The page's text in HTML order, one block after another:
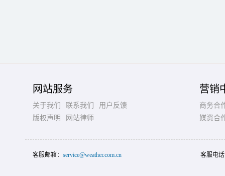
网站服务
关于我们 联系我们
用户反馈
版权声明
网站律师
营销
商务合
媒资合
客服邮箱： service@weather.com.cn 客服电